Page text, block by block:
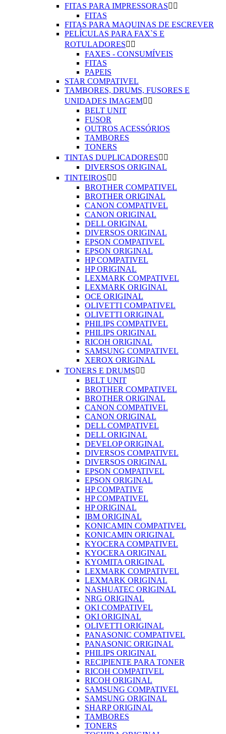
FITAS PARA IMPRESSORAS 
FITAS
FITAS PARA MAQUINAS DE ESCREVER
PELÍCULAS PARA FAX`S E
ROTULADORES 
FAXES - CONSUMÍVEIS
FITAS
PAPEIS
STAR COMPATIVEL
TAMBORES, DRUMS, FUSORES E
UNIDADES IMAGEM 
BELT UNIT
FUSOR
OUTROS ACESSÓRIOS
TAMBORES
TONERS
TINTAS DUPLICADORES 
DIVERSOS ORIGINAL
TINTEIROS 
BROTHER COMPATIVEL
BROTHER ORIGINAL
CANON COMPATIVEL
CANON ORIGINAL
DELL ORIGINAL
DIVERSOS ORIGINAL
EPSON COMPATIVEL
EPSON ORIGINAL
HP COMPATIVEL
HP ORIGINAL
LEXMARK COMPATIVEL
LEXMARK ORIGINAL
OCE ORIGINAL
OLIVETTI COMPATIVEL
OLIVETTI ORIGINAL
PHILIPS COMPATIVEL
PHILIPS ORIGINAL
RICOH ORIGINAL
SAMSUNG COMPATIVEL
XEROX ORIGINAL
TONERS E DRUMS 
BELT UNIT
BROTHER COMPATIVEL
BROTHER ORIGINAL
CANON COMPATIVEL
CANON ORIGINAL
DELL COMPATIVEL
DELL ORIGINAL
DEVELOP ORIGINAL
DIVERSOS COMPATIVEL
DIVERSOS ORIGINAL
EPSON COMPATIVEL
EPSON ORIGINAL
HP COMPATIVE
HP COMPATIVEL
HP ORIGINAL
IBM ORIGINAL
KONICAMIN COMPATIVEL
KONICAMIN ORIGINAL
KYOCERA COMPATIVEL
KYOCERA ORIGINAL
KYOMITA ORIGINAL
LEXMARK COMPATIVEL
LEXMARK ORIGINAL
NASHUATEC ORIGINAL
NRG ORIGINAL
OKI COMPATIVEL
OKI ORIGINAL
OLIVETTI ORIGINAL
PANASONIC COMPATIVEL
PANASONIC ORIGINAL
PHILIPS ORIGINAL
RECIPIENTE PARA TONER
RICOH COMPATIVEL
RICOH ORIGINAL
SAMSUNG COMPATIVEL
SAMSUNG ORIGINAL
SHARP ORIGINAL
TAMBORES
TONERS